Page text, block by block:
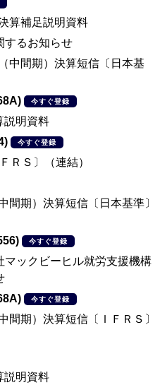
算補足説明資料
するお知らせ
間期）決算短信〔日本基
今すぐ登録
説明資料
今すぐ登録
ＲＳ〕（連結）
間期）決算短信〔日本基準〕
今すぐ登録
マックビーヒル就労支援機構
今すぐ登録
間期）決算短信〔ＩＦＲＳ〕
説明資料